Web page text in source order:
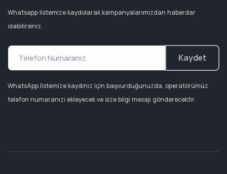
Whatsapp listemize kaydolarak kampanyalarımızdan haberdar
olabilirsiniz.
Kaydet
WhatsApp listemize kaydınız için başvurduğunuzda, operatörümüz
telefon numaranızı ekleyecek ve size bilgi mesajı gönderecektir.